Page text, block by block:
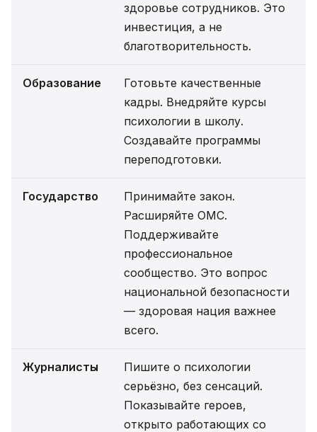
здоровье сотрудников. Это
инвестиция, а не
благотворительность.
Образование
Готовьте качественные
кадры. Внедряйте курсы
психологии в школу.
Создавайте программы
переподготовки.
Государство
Принимайте закон.
Расширяйте ОМС.
Поддерживайте
профессиональное
сообщество. Это вопрос
национальной безопасности
— здоровая нация важнее
всего.
Журналисты
Пишите о психологии
серьёзно, без сенсаций.
Показывайте героев,
открыто работающих со